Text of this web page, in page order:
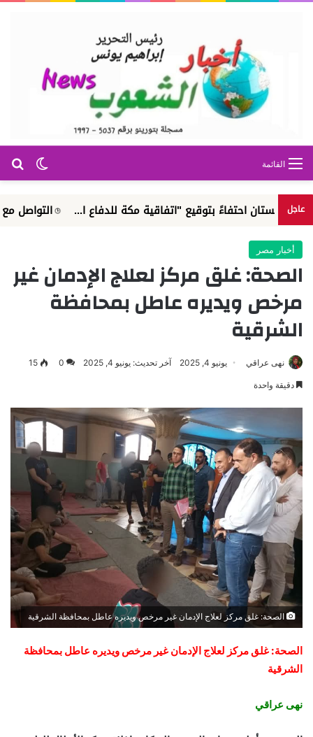
الوضع القائمة
عاجل بتوقيع "اتفاقية مكة للدفاع ا... التواصل مع الجهاز
أخبار مصر
الصحة: غلق مركز لعلاج الإدمان غير
مرخص ويديره عاطل بمحافظة
الشرقية
نهى عراقي يونيو 4, 2025 آخر تحديث: يونيو 4, 2025 0
15
دقيقة واحدة
الصحة: غلق مركز لعلاج الإدمان غير مرخص ويديره عاطل بمحافظة الشرقية
الصحة: غلق مركز لعلاج الإدمان غير مرخص ويديره عاطل بمحافظة
الشرقية
نهى عراقي